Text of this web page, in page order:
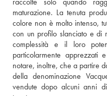
maturazione. La tenuta
colore non è molto intenso,
con un profilo slanciato e di
complessità e il loro
particolarmente apprezzati
notare, inoltre, che a partire
della denominazione
vendute dopo alcuni anni